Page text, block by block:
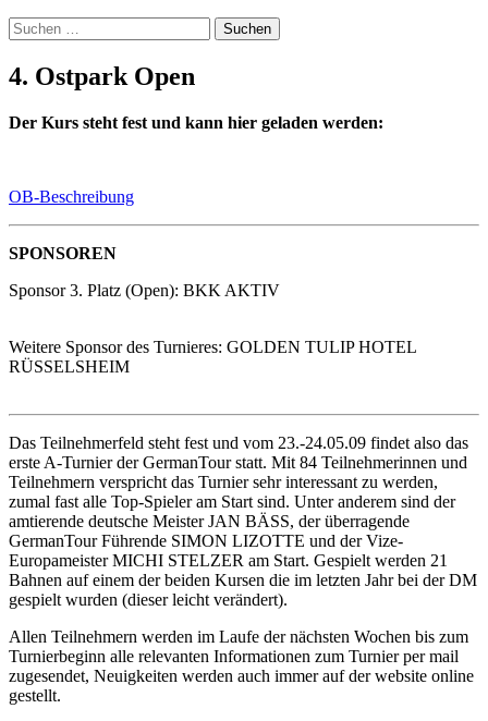
Suchen
nach:
4. Ostpark Open
Der Kurs steht fest und kann hier geladen werden:
OB-Beschreibung
SPONSOREN
Sponsor 3. Platz (Open): BKK AKTIV
Weitere Sponsor des Turnieres: GOLDEN TULIP HOTEL
RÜSSELSHEIM
Das Teilnehmerfeld steht fest und vom 23.-24.05.09 findet also das
erste A-Turnier der GermanTour statt. Mit 84 Teilnehmerinnen und
Teilnehmern verspricht das Turnier sehr interessant zu werden,
zumal fast alle Top-Spieler am Start sind. Unter anderem sind der
amtierende deutsche Meister JAN BÄSS, der überragende
GermanTour Führende SIMON LIZOTTE und der Vize-
Europameister MICHI STELZER am Start. Gespielt werden 21
Bahnen auf einem der beiden Kursen die im letzten Jahr bei der DM
gespielt wurden (dieser leicht verändert).
Allen Teilnehmern werden im Laufe der nächsten Wochen bis zum
Turnierbeginn alle relevanten Informationen zum Turnier per mail
zugesendet, Neuigkeiten werden auch immer auf der website online
gestellt.